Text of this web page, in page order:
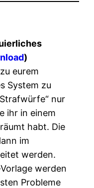
)
eurem
System zu
nur
ihr in einem
habt. Die
im
werden.
werden
Probleme